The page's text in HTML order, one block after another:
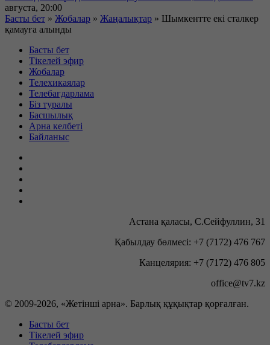
августа, 20:00
Басты бет » Жобалар » Жаңалықтар » Шымкентте екі сталкер
қамауға алынды
Басты бет
Тікелей эфир
Жобалар
Телехикаялар
Телебағдарлама
Біз туралы
Басшылық
Арна келбеті
Байланыс
Астана қаласы, С.Сейфуллин, 31
Қабылдау бөлмесі: +7 (7172) 476 767
Канцелярия: +7 (7172) 476 805
office@tv7.kz
© 2009-2026, «Жетінші арна». Барлық құқықтар қорғалған.
Басты бет
Тікелей эфир